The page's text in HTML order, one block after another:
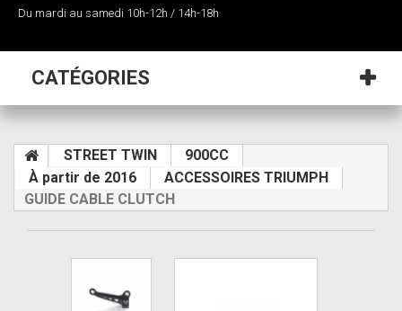
Du mardi au samedi 10h-12h / 14h-18h
CATÉGORIES
STREET TWIN
900CC
À partir de 2016
ACCESSOIRES TRIUMPH
GUIDE CABLE CLUTCH